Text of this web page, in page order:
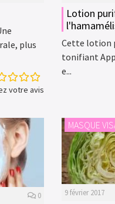
plus
votre avis
Lotion
Cette lotion
tonifiant
e...
0
MASQUE
9 février 2017